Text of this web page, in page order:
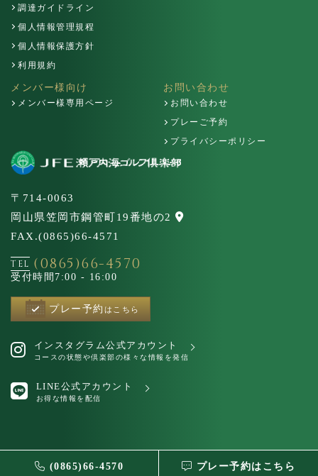
(0865)66-4570 プレー予約はこちら
調達ガイドライン
個人情報管理規程
個人情報保護方針
利用規約
メンバー様向け
メンバー様専用ページ
お問い合わせ
お問い合わせ
プレーご予約
プライバシーポリシー
〒714-0063
岡山県笠岡市鋼管町19番地の2
FAX.(0865)66-4571
TEL (0865)66-4570
受付時間 7:00 - 16:00
プレー予約 はこちら
インスタグラム公式アカウント
コースの状態や倶楽部の様々な情報を発信
LINE公式アカウント
お得な情報を配信
©2023 JFEsetonaikaigolfclub All Right Reserved.